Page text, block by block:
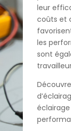
leur
coûts et
les
sont